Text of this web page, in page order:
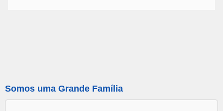
Somos uma Grande Família